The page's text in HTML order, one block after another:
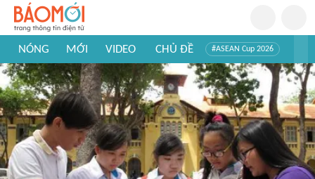
NÓNG MỚI VIDEO CHỦ ĐỀ #ASEAN Cup 2026
#Trí tuệ nhân tạo
#Khám phá Việt Nam
#Khám phá thế giới